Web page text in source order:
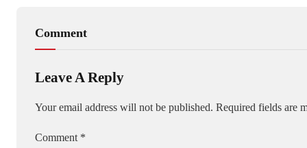
Comment
Leave A Reply
Your email address will not be published. Required fields are
Comment *